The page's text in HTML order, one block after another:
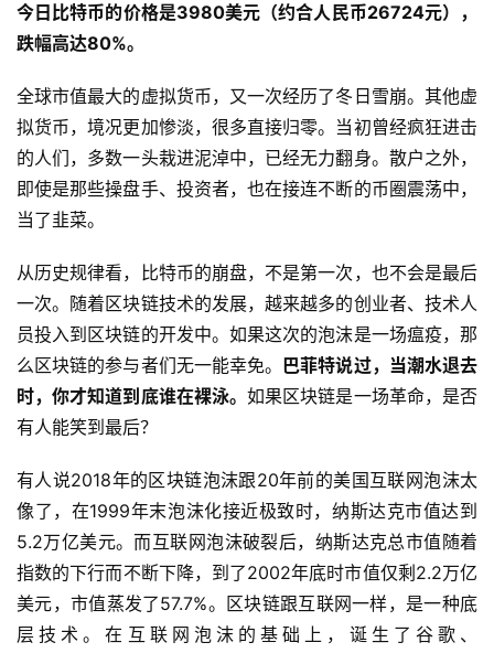
今日比特币的价格是3980美元（约合人民币26724元），
跌幅高达80%。
全球市值最大的虚拟货币，又一次经历了冬日雪崩。其他虚
拟货币，境况更加惨淡，很多直接归零。当初曾经疯狂进击
的人们，多数一头栽进泥淖中，已经无力翻身。散户之外，
即使是那些操盘手、投资者，也在接连不断的币圈震荡中，
当了韭菜。
从历史规律看，比特币的崩盘，不是第一次，也不会是最后
一次。随着区块链技术的发展，越来越多的创业者、技术人
员投入到区块链的开发中。如果这次的泡沫是一场瘟疫，那
么区块链的参与者们无一能幸免。 巴菲特说过，当潮水退去
时，你才知道到底谁在裸泳。如果区块链是一场革命，是否
有人能笑到最后？
有人说2018年的区块链泡沫跟20年前的美国互联网泡沫太
像了，在1999年末泡沫化接近极致时，纳斯达克市值达到
5.2万亿美元。而互联网泡沫破裂后，纳斯达克总市值随着
指数的下行而不断下降，到了2002年底时市值仅剩2.2万亿
美元，市值蒸发了57.7%。区块链跟互联网一样，是一种底
层技术。在互联网泡沫的基础上，诞生了谷歌、